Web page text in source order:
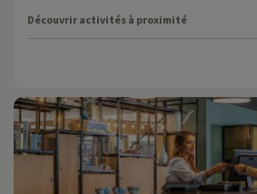
Découvrir activités à proximité